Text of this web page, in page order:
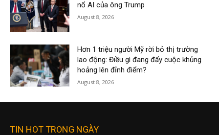
nổ AI của ông Trump
August 8, 2026
Hơn 1 triệu người Mỹ rời bỏ thị trường
lao động: Điều gì đang đẩy cuộc khủng
hoảng lên đỉnh điểm?
August 8, 2026
TIN HOT TRONG NGÀY